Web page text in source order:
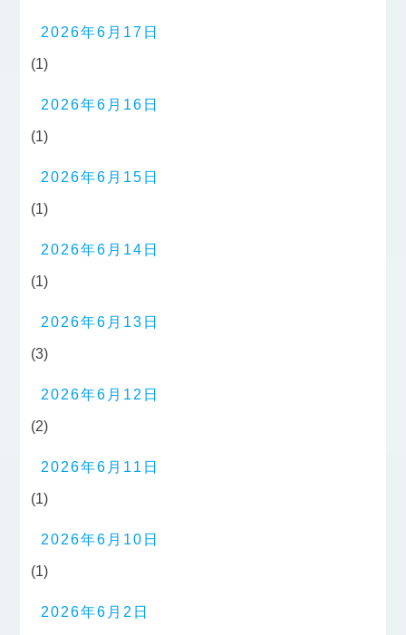
2026年6月17日
(1)
2026年6月16日
(1)
2026年6月15日
(1)
2026年6月14日
(1)
2026年6月13日
(3)
2026年6月12日
(2)
2026年6月11日
(1)
2026年6月10日
(1)
2026年6月2日